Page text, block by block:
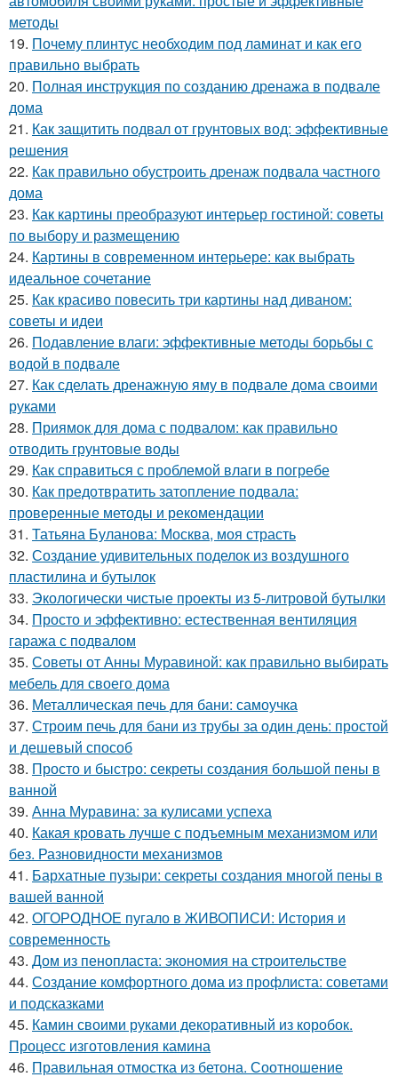
методы
19. Почему плинтус необходим под ламинат и как его
правильно выбрать
20. Полная инструкция по созданию дренажа в подвале
дома
21. Как защитить подвал от грунтовых вод: эффективные
решения
22. Как правильно обустроить дренаж подвала частного
дома
23. Как картины преобразуют интерьер гостиной: советы
по выбору и размещению
24. Картины в современном интерьере: как выбрать
идеальное сочетание
25. Как красиво повесить три картины над диваном:
советы и идеи
26. Подавление влаги: эффективные методы борьбы с
водой в подвале
27. Как сделать дренажную яму в подвале дома своими
руками
28. Приямок для дома с подвалом: как правильно
отводить грунтовые воды
29. Как справиться с проблемой влаги в погребе
30. Как предотвратить затопление подвала:
проверенные методы и рекомендации
31. Татьяна Буланова: Москва, моя страсть
32. Создание удивительных поделок из воздушного
пластилина и бутылок
33. Экологически чистые проекты из 5-литровой бутылки
34. Просто и эффективно: естественная вентиляция
гаража с подвалом
35. Советы от Анны Муравиной: как правильно выбирать
мебель для своего дома
36. Металлическая печь для бани: самоучка
37. Строим печь для бани из трубы за один день: простой
и дешевый способ
38. Просто и быстро: секреты создания большой пены в
ванной
39. Анна Муравина: за кулисами успеха
40. Какая кровать лучше с подъемным механизмом или
без. Разновидности механизмов
41. Бархатные пузыри: секреты создания многой пены в
вашей ванной
42. ОГОРОДНОЕ пугало в ЖИВОПИСИ: История и
современность
43. Дом из пенопласта: экономия на строительстве
44. Создание комфортного дома из профлиста: советами
и подсказками
45. Камин своими руками декоративный из коробок.
Процесс изготовления камина
46. Правильная отмостка из бетона. Соотношение